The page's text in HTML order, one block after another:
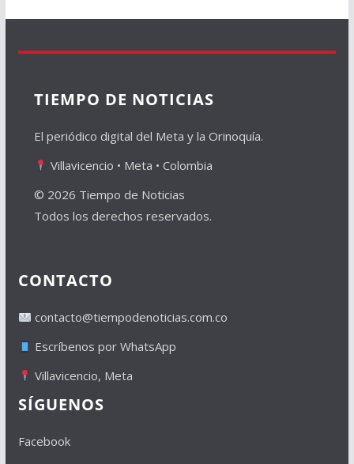
TIEMPO DE NOTICIAS
El periódico digital del Meta y la Orinoquía.
Villavicencio • Meta • Colombia
© 2026 Tiempo de Noticias
Todos los derechos reservados.
CONTACTO
contacto@tiempodenoticias.com.co
Escríbenos por WhatsApp
Villavicencio, Meta
SÍGUENOS
Facebook